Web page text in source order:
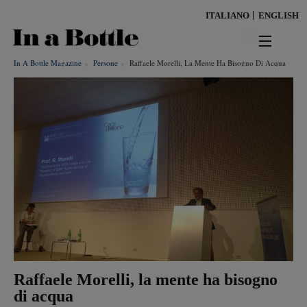
contenuto
ITALIANO ENGLISH
Risultati per
news
ambiente
cultura
persone
tendenze
In A Bottle Magazine Persone Raffaele Morelli, La Mente Ha Bisogno Di Acqua
Raffaele Morelli, la mente ha bisogno
di acqua